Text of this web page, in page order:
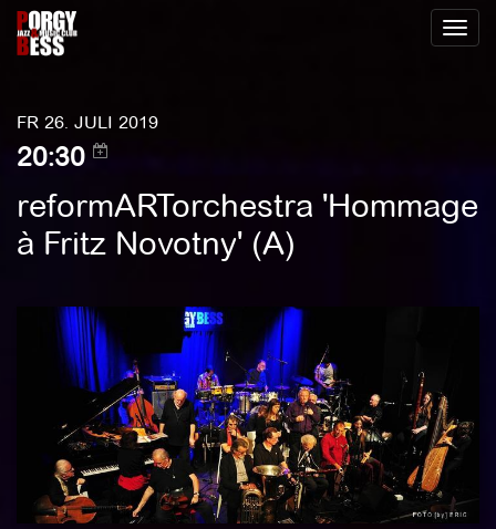
Toggle
FR 26. JULI 2019
20:30
reformARTorchestra 'Hommage
à Fritz Novotny' (A)